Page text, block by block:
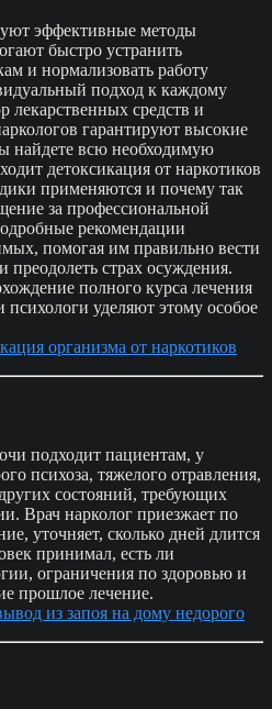
эффективные методы
быстро устранить
и нормализовать работу
подход к каждому
лекарственных средств и
гарантируют высокие
найдете всю необходимую
детоксикация от наркотиков
применяются и почему так
за профессиональной
рекомендации
помогая им правильно вести
преодолеть страх осуждения.
полного курса лечения
уделяют этому особое
организма от наркотиков
подходит пациентам, у
психоза, тяжелого отравления,
состояний, требующих
Врач нарколог приезжает по
уточняет, сколько дней длится
принимал, есть ли
ограничения по здоровью и
прошлое лечение.
из запоя на дому недорого